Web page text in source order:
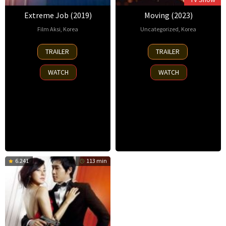
Extreme Job (2019)
Film Aksi Korea
23
Jan
2019
Lee
Byeong-
heon
TRAILER
WATCH
Moving (2023)
Uncategorized, Korea
9
Aug
2023
Kang
Full
Park
In-
TRAILER
WATCH
6.241 113 min